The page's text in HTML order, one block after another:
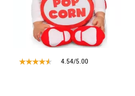
4.54/5.00